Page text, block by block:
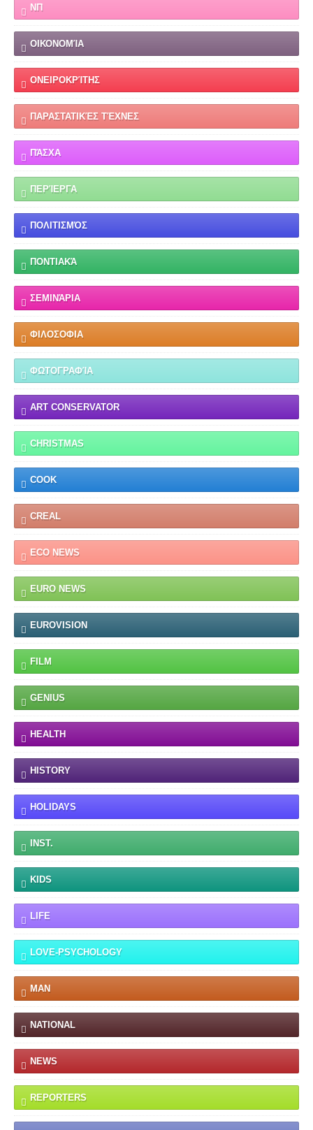
ΝΠ
ΟΙΚΟΝΟΜΊΑ
ΟΝΕΙΡΟΚΡΊΤΗΣ
ΠΑΡΑΣΤΑΤΙΚΈΣ ΤΈΧΝΕΣ
ΠΆΣΧΑ
ΠΕΡΊΕΡΓΑ
ΠΟΛΙΤΙΣΜΌΣ
ΠΟΝΤΙΑΚΆ
ΣΕΜΙΝΆΡΙΑ
ΦΙΛΟΣΟΦΙΑ
ΦΩΤΟΓΡΑΦΊΑ
ART CONSERVATOR
CHRISTMAS
COOK
CREAL
ECO NEWS
EURO NEWS
EUROVISION
FILM
GENIUS
HEALTH
HISTORY
HOLIDAYS
INST.
KIDS
LIFE
LOVE-PSYCHOLOGY
MAN
NATIONAL
NEWS
REPORTERS